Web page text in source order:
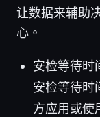
让数据来辅助
心。
安检等待时
安检等待时
方应用或使